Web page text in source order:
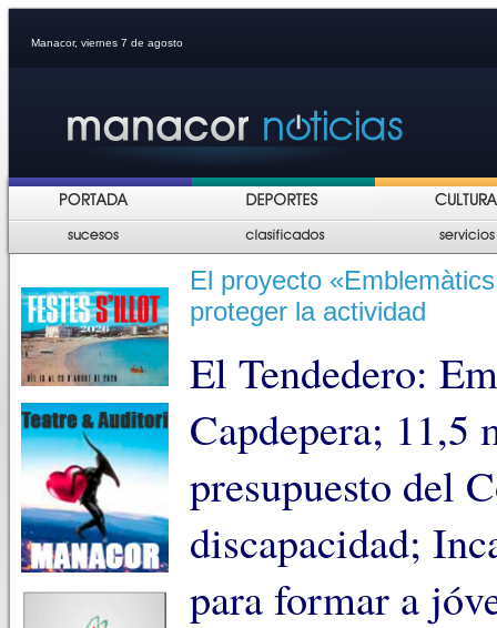
Manacor, viernes 7 de agosto
El proyecto
proteger la actividad
El Tendedero:
Capdepera; 11,5
presupuesto del
discapacidad;
para formar a